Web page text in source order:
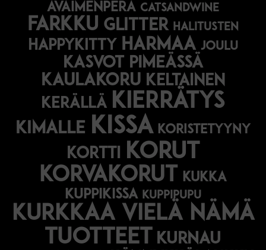
avaimenperä catsandwine
farkku glitter halitusten
happykitty harmaa joulu
Kasvot pimeässä
kaulakoru keltainen
kerällä kierrätys
kimalle kissa koristetyyny
kortti korut
korvakorut
kukka
kuppikissa kuppipupu
Kurkkaa vielä nämä
tuotteet kurnau